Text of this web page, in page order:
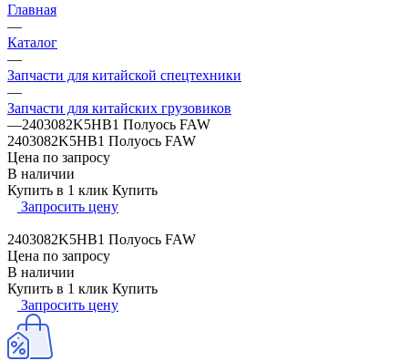
Главная
—
Каталог
—
Запчасти для китайской спецтехники
—
Запчасти для китайских грузовиков
—2403082K5HB1 Полуось FAW
2403082K5HB1 Полуось FAW
Цена по запросу
В наличии
Купить в 1 клик Купить
Запросить цену
2403082K5HB1 Полуось FAW
Цена по запросу
В наличии
Купить в 1 клик Купить
Запросить цену